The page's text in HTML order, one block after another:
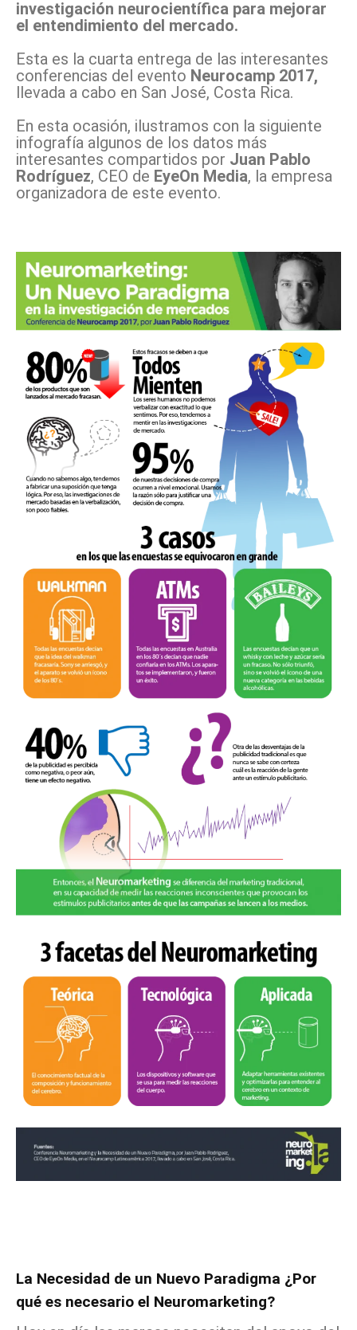
investigación neurocientífica para mejorar
el entendimiento del mercado.
Esta es la cuarta entrega de las interesantes
conferencias del evento Neurocamp 2017,
llevada a cabo en San José, Costa Rica.
En esta ocasión, ilustramos con la siguiente
infografía algunos de los datos más
interesantes compartidos por Juan Pablo
Rodríguez, CEO de EyeOn Media, la empresa
organizadora de este evento.
La Necesidad de un Nuevo Paradigma ¿Por
qué es necesario el Neuromarketing?